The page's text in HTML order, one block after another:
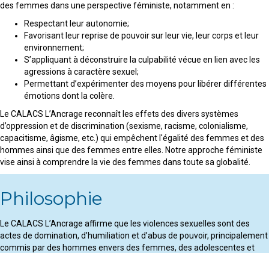
des femmes dans une perspective féministe, notamment en :
Respectant leur autonomie;
Favorisant leur reprise de pouvoir sur leur vie, leur corps et leur
environnement;
S’appliquant à déconstruire la culpabilité vécue en lien avec les
agressions à caractère sexuel;
Permettant d’expérimenter des moyens pour libérer différentes
émotions dont la colère.
Le CALACS L’Ancrage reconnaît les effets des divers systèmes
d’oppression et de discrimination (sexisme, racisme, colonialisme,
capacitisme, âgisme, etc.) qui empêchent l'égalité des femmes et des
hommes ainsi que des femmes entre elles. Notre approche féministe
vise ainsi à comprendre la vie des femmes dans toute sa globalité.
Philosophie
Le CALACS L’Ancrage affirme que les violences sexuelles sont des
actes de domination, d’humiliation et d’abus de pouvoir, principalement
commis par des hommes envers des femmes, des adolescentes et